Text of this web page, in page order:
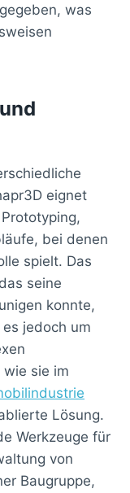
was
eignet
bei denen
spielt. Das
seine
konnte,
jedoch um
wie sie im
Lösung.
Werkzeuge für
von
Baugruppe,